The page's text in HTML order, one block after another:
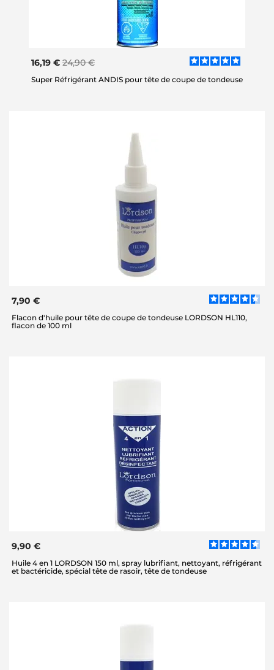
16,19 € 24,90 €
Super Réfrigérant ANDIS pour tête de coupe de tondeuse
7,90 €
Flacon d'huile pour tête de coupe de tondeuse LORDSON HL110,
flacon de 100 ml
9,90 €
Huile 4 en 1 LORDSON 150 ml, spray lubrifiant, nettoyant, réfrigérant
et bactéricide, spécial tête de rasoir, tête de tondeuse